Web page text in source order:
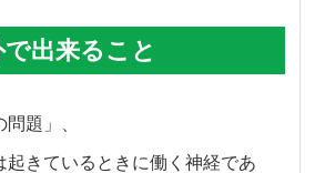
出来ること
題」、
起きているときに働く神経であ